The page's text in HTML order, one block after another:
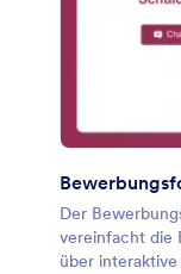
Der
vereinfacht die
über